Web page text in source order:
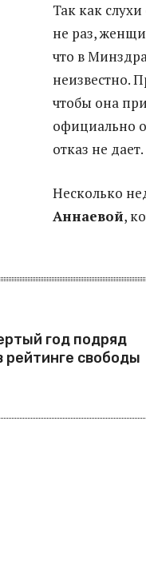
Так как
не раз,
что в
неизвестно.
чтобы она
официально
отказ не дает.
Несколько
Аннаевой,
год подряд
свободы